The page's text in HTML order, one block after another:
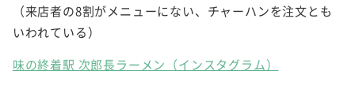
（来店者の8割がメニューにない、チャーハンを注文とも
いわれている）
味の終着駅 次郎長ラーメン（インスタグラム）